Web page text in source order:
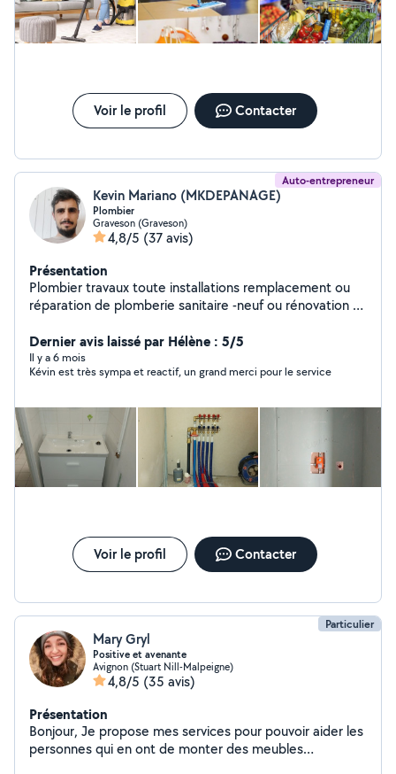
Voir le profil Contacter
Auto-entrepreneur
Kevin Mariano (MKDEPANAGE)
Plombier
Graveson (Graveson)
4,8/5 (37 avis)
Présentation
Plombier travaux toute installations remplacement ou
réparation de plomberie sanitaire -neuf ou rénovation -
robinetterie, WC, etc.. Autre prestation possible très
bricoleur N'hésitez pas à me contacter pour plus
d'informations.
Dernier avis laissé par Hélène : 5/5
Il y a 6 mois
Kévin est très sympa et reactif, un grand merci pour le service
Voir le profil Contacter
Particulier
Mary Gryl
Positive et avenante
Avignon (Stuart Nill-Malpeigne)
4,8/5 (35 avis)
Présentation
Bonjour, Je propose mes services pour pouvoir aider les
personnes qui en ont de monter des meubles